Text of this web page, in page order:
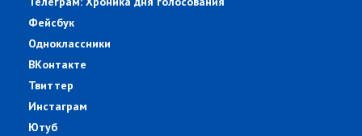
Фейсбук
Одноклассники
ВКонтакте
Твиттер
Инстаграм
Ютуб